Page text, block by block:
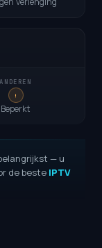
Beperkt
— u
de beste IPTV